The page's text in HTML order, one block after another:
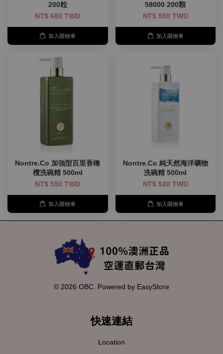
200粒
NT$ 680 TWD
加入購物車
58000 200顆
NT$ 550 TWD
加入購物車
Nontre.Co 加強型百里香橄
欖洗碗精 500ml
NT$ 550 TWD
加入購物車
Nontre.Co 純天然海洋礦物
洗碗精 500ml
NT$ 520 TWD
加入購物車
© 2026 OBC. Powered by EasyStore
快速連結
Location